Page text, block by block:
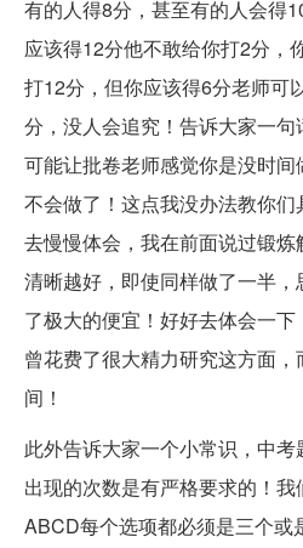
有的人得8分，甚至有的人会得
应该得12分他不敢给你打2分，
打12分，但你应该得6分老师可
分，没人会追究！告诉大家一
可能让批卷老师感觉你是没时
不会做了！这点我没办法教你
去慢慢体会，我在前面说过锻
清晰越好，即使同样做了一半
了极大的便宜！好好去体会一
曾花费了很大精力研究这方面
间！
此外告诉大家一个小常识，中
出现的次数是有严格要求的！
ABCD每个选项都必须是三个或